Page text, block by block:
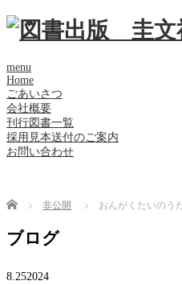
menu
Home
ごあいさつ
会社概要
刊行図書一覧
採用見本送付のご案内
お問い合わせ
Home 非公開 おんがくたいのう
ブログ
8.252024